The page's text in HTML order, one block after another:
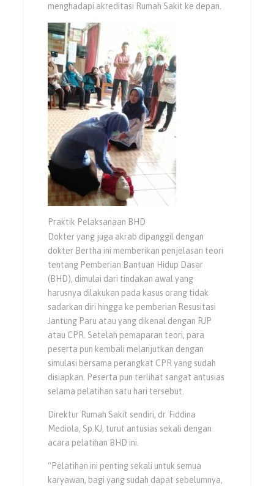
menghadapi akreditasi Rumah Sakit ke depan.
Praktik Pelaksanaan BHD
Dokter yang juga akrab dipanggil dengan
dokter Bertha ini memberikan penjelasan teori
tentang Pemberian Bantuan Hidup Dasar
(BHD), dimulai dari tindakan awal yang
harusnya dilakukan pada kasus orang tidak
sadarkan diri hingga ke pemberian Resusitasi
Jantung Paru atau yang dikenal dengan RJP
atau CPR. Setelah pemaparan teori, para
peserta pun kembali melanjutkan dengan
simulasi bersama perangkat CPR yang sudah
disiapkan. Peserta pun terlihat sangat antusias
selama pelatihan satu hari tersebut.
Direktur Rumah Sakit sendiri, dr. Fiddina
Mediola, Sp.KJ, turut antusias sekali dengan
acara pelatihan BHD ini.
“Pelatihan ini penting sekali untuk semua
karyawan, bagi yang sudah dapat sebelumnya,